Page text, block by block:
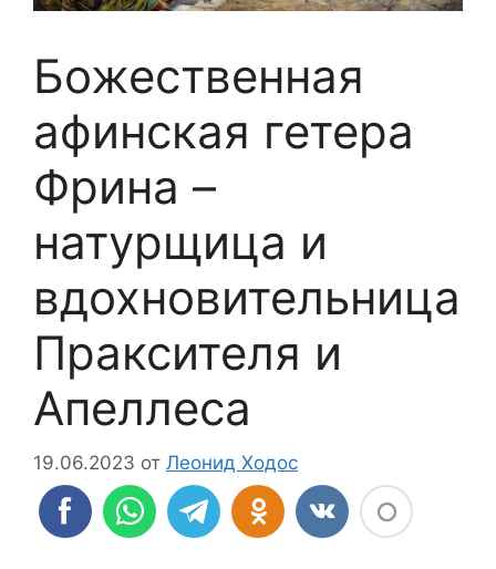
Божественная
афинская гетера
Фрина –
натурщица и
вдохновительница
Праксителя и
Апеллеса
19.06.2023 от Леонид Ходос